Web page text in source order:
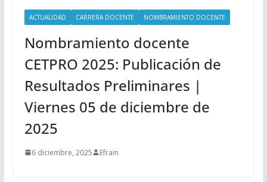
ACTUALIDAD CARRERA DOCENTE NOMBRAMIENTO DOCENTE
Nombramiento docente
CETPRO 2025: Publicación de
Resultados Preliminares |
Viernes 05 de diciembre de
2025
6 diciembre, 2025 Efrain